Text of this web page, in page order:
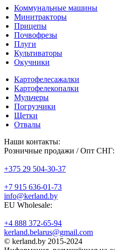
Коммунальные машины
Минитракторы
Прицепы
Почвофрезы
Плуги
Культиваторы
Окучники
Картофелесажалки
Картофелекопалки
Мульчеры
Погрузчики
Щетки
Отвалы
Наши контакты:
Розничные продажи / Опт СНГ:
+375 29 504-30-37
+7 915 636-01-73
info@kerland.by
EU Wholesale:
+4 888 372-65-94
kerland.belarus@gmail.com
© kerland.by 2015-2024